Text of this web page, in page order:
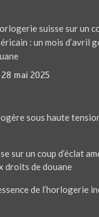
suisse sur un
: un mois d’avril
28 mai 2025
sous haute
sur un coup d’éclat
droits de douane
de l’horlogerie